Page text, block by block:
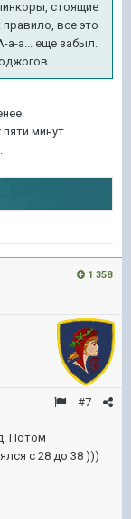
стоящие
все это
а-а... еще забыл.
минут
1 358
#7
Потом
с 28 до 38 )))